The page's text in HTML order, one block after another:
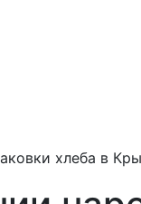
хлеба в